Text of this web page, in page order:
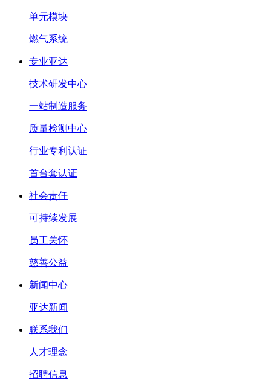
单元模块
燃气系统
专业亚达
技术研发中心
一站制造服务
质量检测中心
行业专利认证
首台套认证
社会责任
可持续发展
员工关怀
慈善公益
新闻中心
亚达新闻
联系我们
人才理念
招聘信息